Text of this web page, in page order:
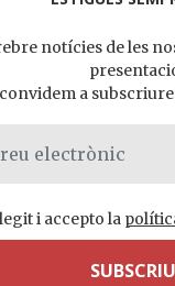
PERE JOAN
memòria de
mort.» Així
i l’epopeia: la
notícies de les
a
i accepto la